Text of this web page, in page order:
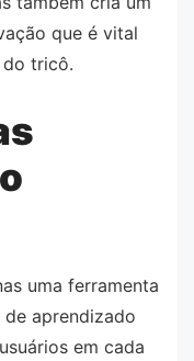
que é vital
do tricô.
uma ferramenta
aprendizado
em cada